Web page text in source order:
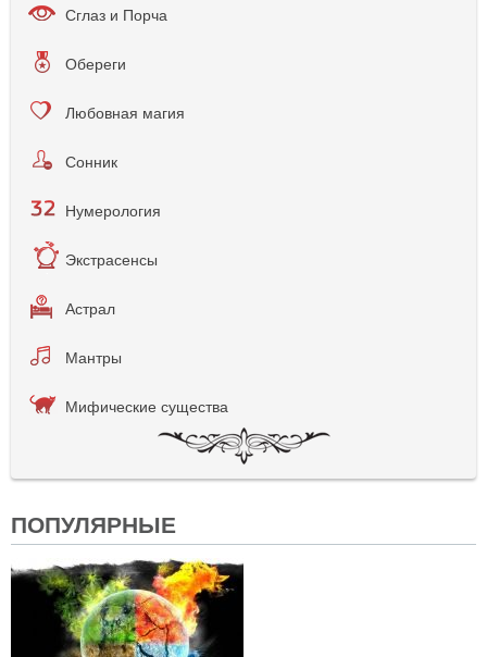
Сглаз и Порча
Обереги
Любовная магия
Сонник
Нумерология
Экстрасенсы
Астрал
Мантры
Мифические существа
ПОПУЛЯРНЫЕ